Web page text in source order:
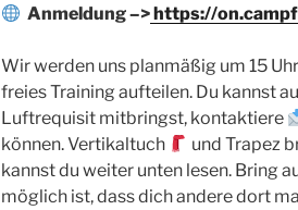
Anmeldung –>https://
Wir werden uns planmäßig um 15
freies Training aufteilen. Du kannst
Luftrequisit mitbringst, kontaktiere
können. Vertikaltuch
und Trapez
kannst du weiter unten lesen. Bring
möglich ist, dass dich andere dort